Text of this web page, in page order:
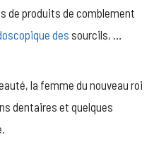
de produits de comblement
des sourcils,
la femme du nouveau roi
dentaires et quelques